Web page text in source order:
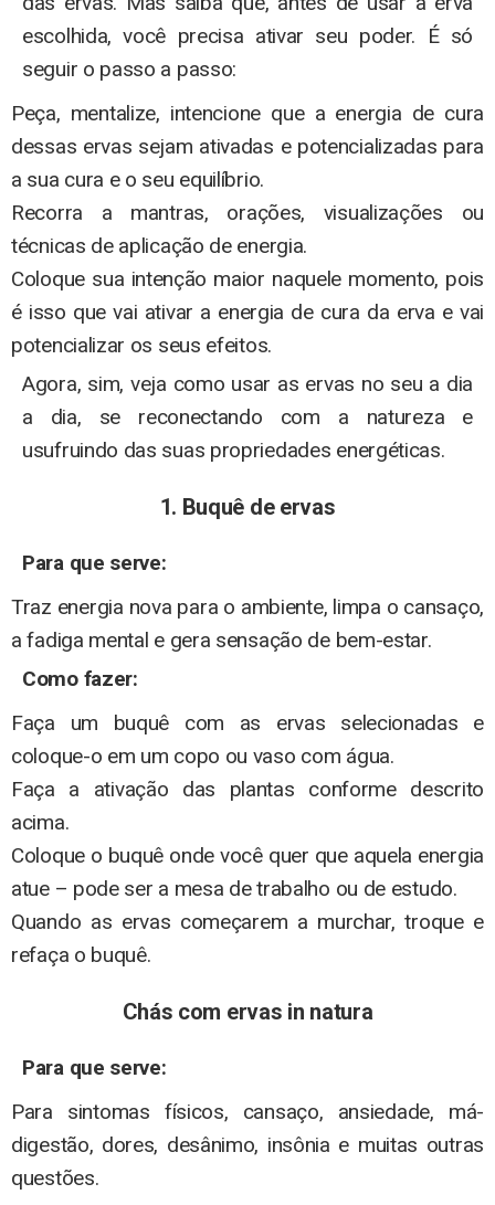
escolhida, você precisa ativar seu poder. É só
seguir o passo a passo:
Peça, mentalize, intencione que a energia de cura
dessas ervas sejam ativadas e potencializadas para
a sua cura e o seu equilíbrio.
Recorra a mantras, orações, visualizações ou
técnicas de aplicação de energia.
Coloque sua intenção maior naquele momento, pois
é isso que vai ativar a energia de cura da erva e vai
potencializar os seus efeitos.
Agora, sim, veja como usar as ervas no seu a dia
a dia, se reconectando com a natureza e
usufruindo das suas propriedades energéticas.
1. Buquê de ervas
Para que serve:
Traz energia nova para o ambiente, limpa o cansaço,
a fadiga mental e gera sensação de bem-estar.
Como fazer:
Faça um buquê com as ervas selecionadas e
coloque-o em um copo ou vaso com água.
Faça a ativação das plantas conforme descrito
acima.
Coloque o buquê onde você quer que aquela energia
atue – pode ser a mesa de trabalho ou de estudo.
Quando as ervas começarem a murchar, troque e
refaça o buquê.
Chás com ervas in natura
Para que serve:
Para sintomas físicos, cansaço, ansiedade, má-
digestão, dores, desânimo, insônia e muitas outras
questões.